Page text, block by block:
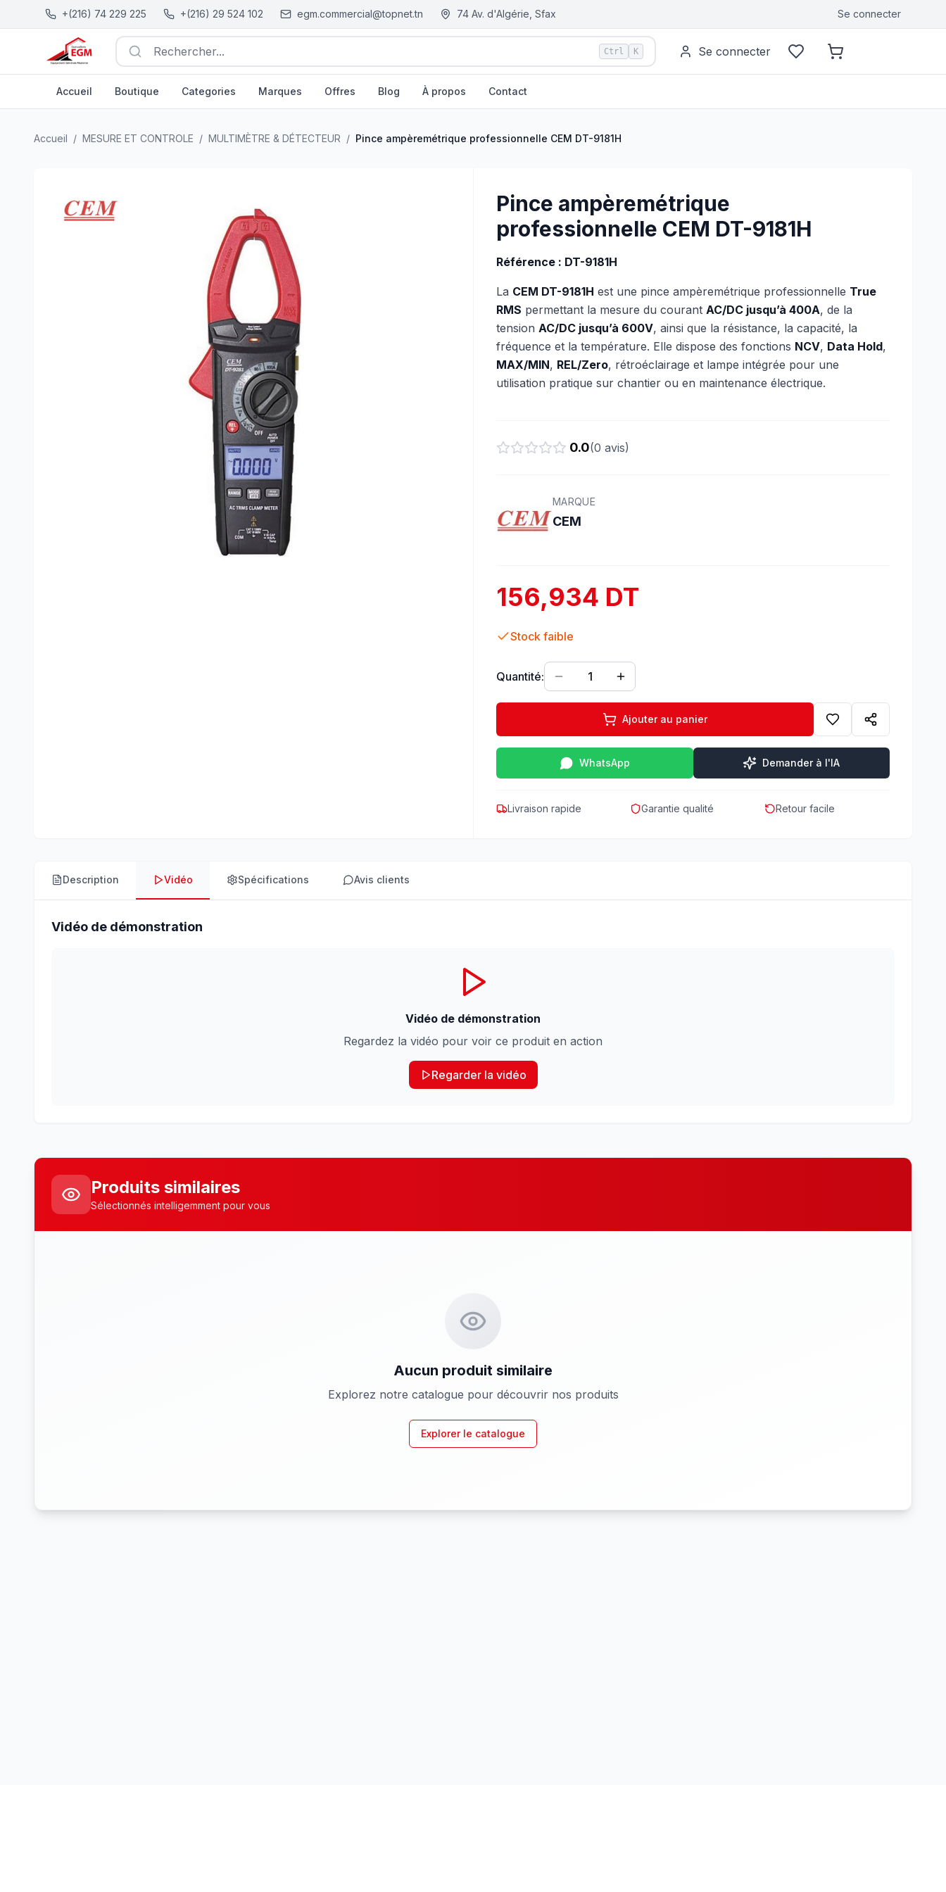
+(216) 74 229 225 +(216) 29 524 102 egm.commercial@topnet.tn 74 Av. d'Algérie, Sfax Se connecter
Rechercher... Ctrl K Se connecter
Accueil Boutique Categories Marques Offres Blog À propos Contact
Accueil / MESURE ET CONTROLE / MULTIMÈTRE & DÉTECTEUR / Pince ampèremétrique professionnelle CEM DT-9181H
Pince ampèremétrique
professionnelle CEM DT-9181H
Référence : DT-9181H
La CEM DT-9181H est une pince ampèremétrique professionnelle True
RMS permettant la mesure du courant AC/DC jusqu’à 400A, de la
tension AC/DC jusqu’à 600V, ainsi que la résistance, la capacité, la
fréquence et la température. Elle dispose des fonctions NCV, Data Hold,
MAX/MIN, REL/Zero, rétroéclairage et lampe intégrée pour une
utilisation pratique sur chantier ou en maintenance électrique.
0.0(0 avis)
MARQUE
CEM
156,934 DT
Stock faible
Quantité: 1
Ajouter au panier
WhatsApp Demander à l'IA
Livraison rapide Garantie qualité Retour facile
Description Vidéo Spécifications Avis clients
Vidéo de démonstration
Vidéo de démonstration
Regardez la vidéo pour voir ce produit en action
Regarder la vidéo
Produits similaires
Sélectionnés intelligemment pour vous
Aucun produit similaire
Explorez notre catalogue pour découvrir nos produits
Explorer le catalogue